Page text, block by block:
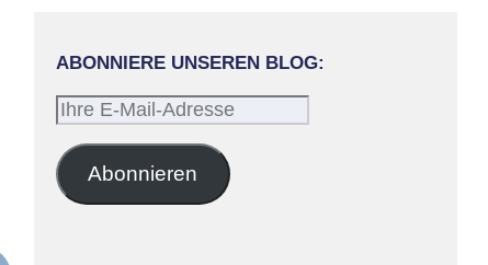
ABONNIERE UNSEREN BLOG:
Ihre
Mail-
Adresse
Abonnieren